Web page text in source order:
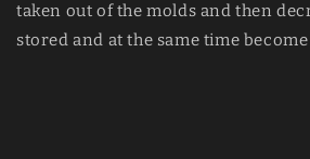
taken out of the molds and then
stored and at the same time